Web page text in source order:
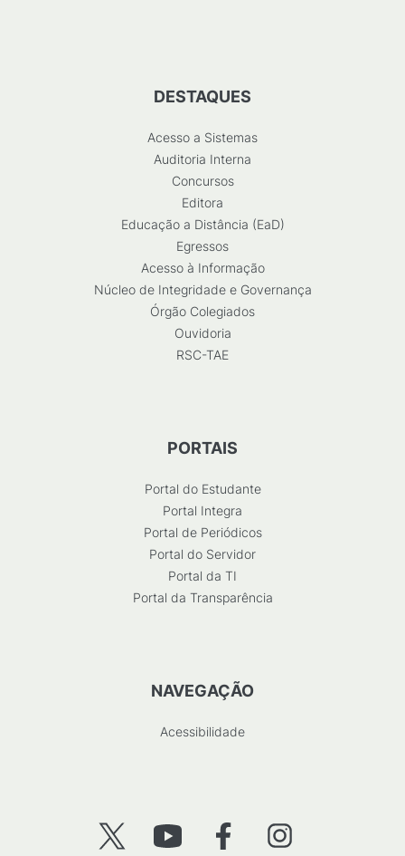
DESTAQUES
Acesso a Sistemas
Auditoria Interna
Concursos
Editora
Educação a Distância (EaD)
Egressos
Acesso à Informação
Núcleo de Integridade e Governança
Órgão Colegiados
Ouvidoria
RSC-TAE
PORTAIS
Portal do Estudante
Portal Integra
Portal de Periódicos
Portal do Servidor
Portal da TI
Portal da Transparência
NAVEGAÇÃO
Acessibilidade